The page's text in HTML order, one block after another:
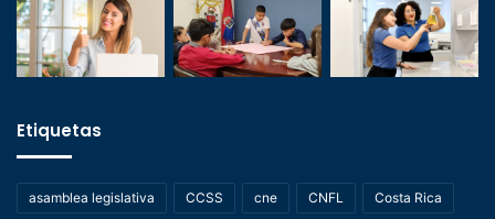
Etiquetas
asamblea legislativa CCSS cne CNFL Costa Rica